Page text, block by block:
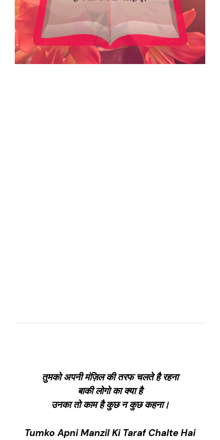
तुमको अपनी मंज़िल की तरफ चलते है रहना
बाकी लोगो का क्या है
उनका तो काम है कुछ न कुछ कहना।
Tumko Apni Manzil Ki Taraf Chalte Hai